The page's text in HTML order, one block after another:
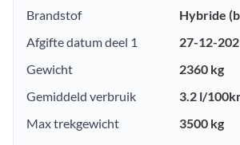
Brandstof
Hybride
Afgifte datum deel 1
27-12-
Gewicht
2360 kg
Gemiddeld verbruik
3.2 l/
Max trekgewicht
3500 kg